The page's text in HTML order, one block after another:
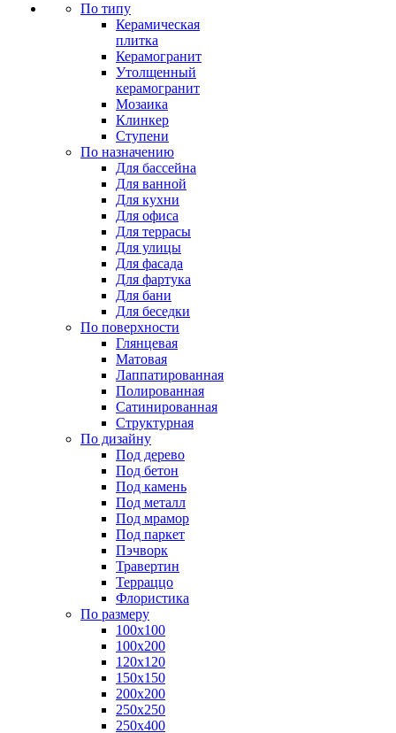
По типу
Керамическая
плитка
Керамогранит
Утолщенный
керамогранит
Мозаика
Клинкер
Ступени
По назначению
Для бассейна
Для ванной
Для кухни
Для офиса
Для террасы
Для улицы
Для фасада
Для фартука
Для бани
Для беседки
По поверхности
Глянцевая
Матовая
Лаппатированная
Полированная
Сатинированная
Структурная
По дизайну
Под дерево
Под бетон
Под камень
Под металл
Под мрамор
Под паркет
Пэчворк
Травертин
Терраццо
Флористика
По размеру
100х100
100х200
120х120
150х150
200х200
250х250
250х400